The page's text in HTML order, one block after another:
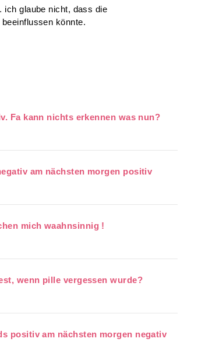
ich glaube nicht, dass die
könnte.
Fa kann nichts erkennen was nun?
am nächsten morgen positiv
mich waahnsinnig !
wenn pille vergessen wurde?
positiv am nächsten morgen negativ